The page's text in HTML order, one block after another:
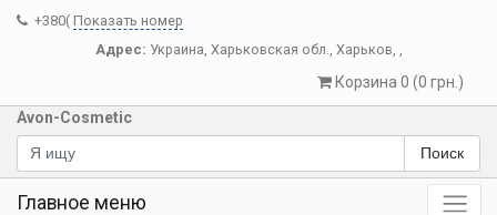
+380( Показать номер
Адрес: Украина, Харьковская обл., Харьков, ,
Корзина 0 (0 грн.)
Avon-Cosmetic
Поиск
Главное меню